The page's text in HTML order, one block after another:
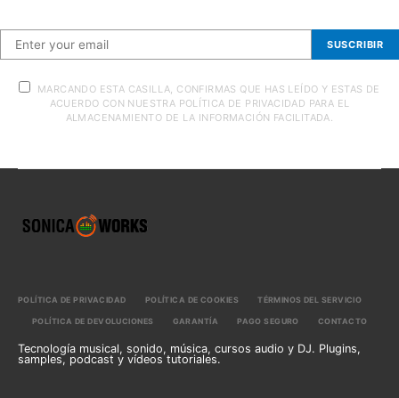
SUSCRIBIR
MARCANDO ESTA CASILLA, CONFIRMAS QUE HAS LEÍDO Y ESTAS DE
ACUERDO CON NUESTRA POLÍTICA DE PRIVACIDAD PARA EL
ALMACENAMIENTO DE LA INFORMACIÓN FACILITADA.
POLÍTICA DE PRIVACIDAD POLÍTICA DE COOKIES TÉRMINOS DEL SERVICIO
POLÍTICA DE DEVOLUCIONES GARANTÍA PAGO SEGURO CONTACTO
Tecnología musical, sonido, música, cursos audio y DJ. Plugins,
samples, podcast y vídeos tutoriales.